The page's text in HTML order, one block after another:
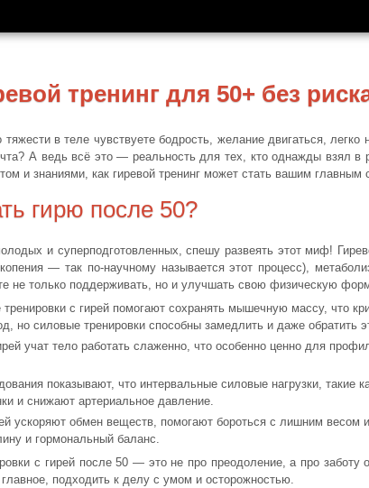
тренинг для 50+ без
в теле чувствуете бодрость, желание двигаться,
А ведь всё это — реальность для тех, кто однажды взял
и знаниями, как гиревой тренинг может стать вашим
гирю после 50?
и суперподготовленных, спешу развеять этот миф!
— так по-научному называется этот процесс),
не только поддерживать, но и улучшать свою физическую
с гирей помогают сохранять мышечную массу, что
но силовые тренировки способны замедлить и даже обратить
учат тело работать слаженно, что особенно ценно для
показывают, что интервальные силовые нагрузки, такие
и снижают артериальное давление.
ускоряют обмен веществ, помогают бороться с лишним весом
и гормональный баланс.
с гирей после 50 — это не про преодоление, а про
подходить к делу с умом и осторожностью.